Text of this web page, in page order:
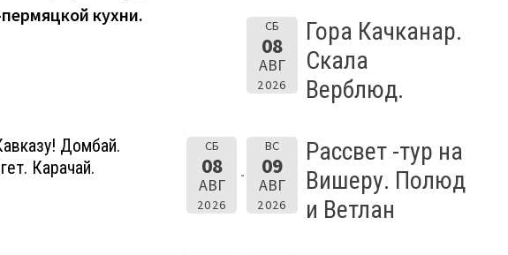
кухни.
Домбай.
Карачай.
СБ
08
АВГ
2026
Гора Качканар.
Скала
Верблюд.
СБ
08
АВГ
2026
ВС
09
АВГ
2026
Рассвет -тур на
Вишеру. Полюд
и Ветлан